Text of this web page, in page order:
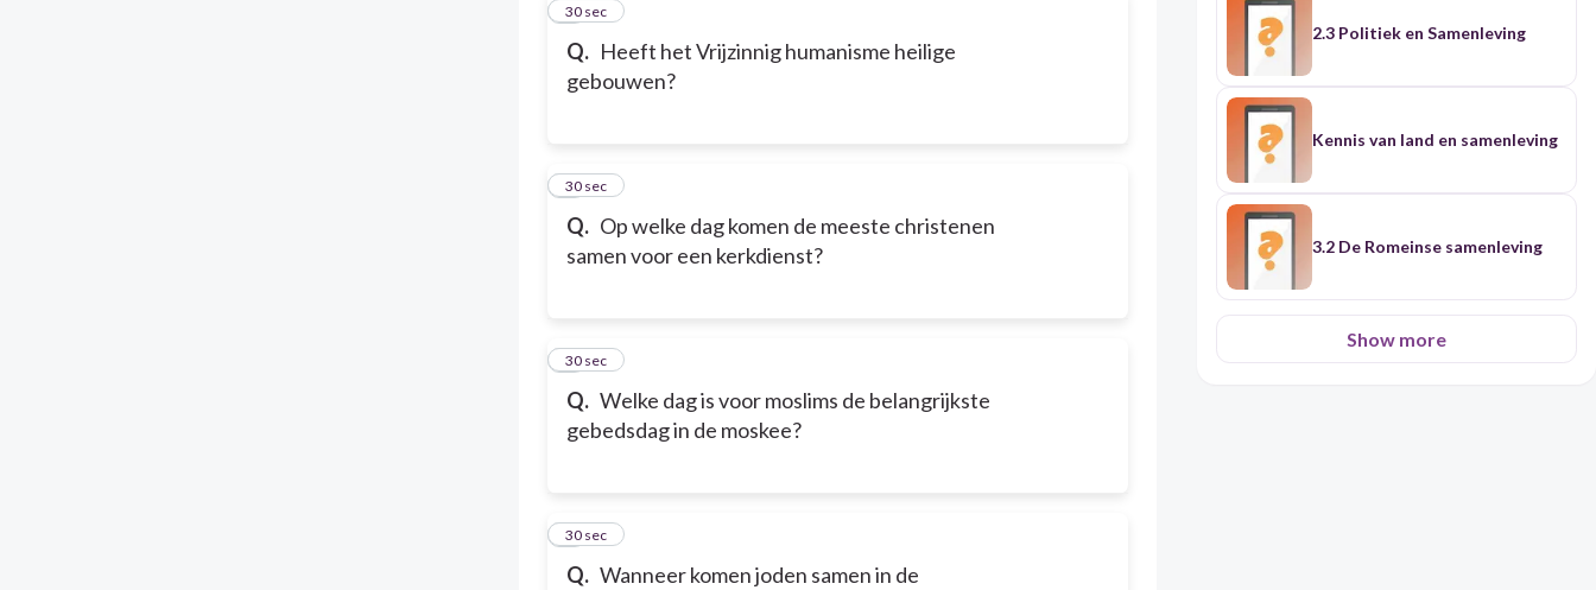
Q. Heeft het Vrijzinnig humanisme heilige
gebouwen?
4
30 sec
Q. Op welke dag komen de meeste christenen
samen voor een kerkdienst?
5
30 sec
Q. Welke dag is voor moslims de belangrijkste
gebedsdag in de moskee?
6
30 sec
Q. Wanneer komen joden samen in de
7
30 sec
2.3 Politiek en Samenleving
Kennis van land en samenleving
3.2 De Romeinse samenleving
Show more